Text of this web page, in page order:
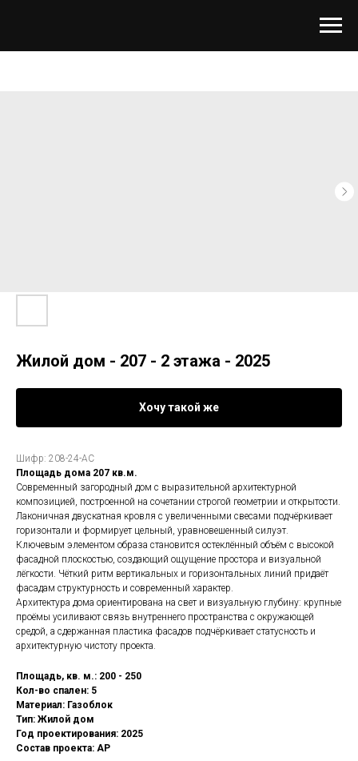
Жилой дом - 207 - 2 этажа - 2025
Хочу такой же
Шифр: 208-24-АС
Площадь дома 207 кв.м.
Современный загородный дом с выразительной архитектурной
композицией, построенной на сочетании строгой геометрии и открытости.
Лаконичная двускатная кровля с увеличенными свесами подчёркивает
горизонтали и формирует цельный, уравновешенный силуэт.
Ключевым элементом образа становится остеклённый объём с высокой
фасадной плоскостью, создающий ощущение простора и визуальной
лёгкости. Чёткий ритм вертикальных и горизонтальных линий придаёт
фасадам структурность и современный характер.
Архитектура дома ориентирована на свет и визуальную глубину: крупные
проёмы усиливают связь внутреннего пространства с окружающей
средой, а сдержанная пластика фасадов подчёркивает статусность и
архитектурную чистоту проекта.
Площадь, кв. м.: 200 - 250
Кол-во спален: 5
Материал: Газоблок
Тип: Жилой дом
Год проектирования: 2025
Состав проекта: АР